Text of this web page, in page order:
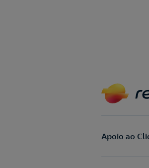
Apoio ao